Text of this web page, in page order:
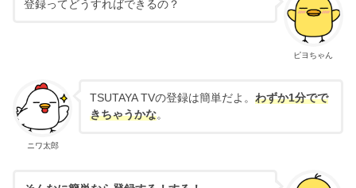
ピヨちゃん
登録ってどうすればできるの？
ニワ太郎
TSUTAYA TVの登録は簡単だよ。 わずか1分でで
きちゃうかな。